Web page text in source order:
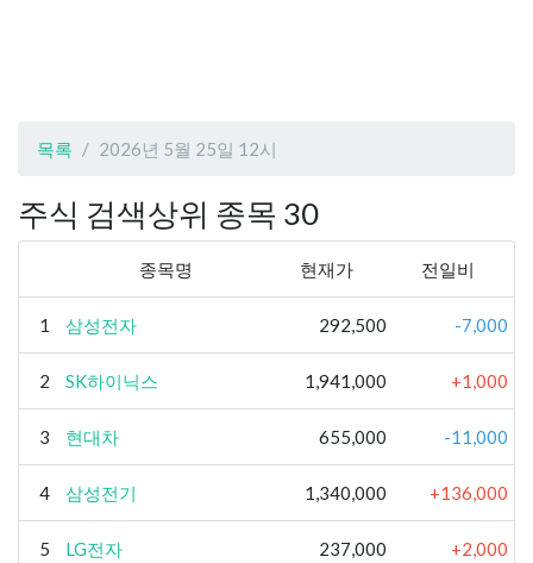
목록 2026년 5월 25일 12시
주식 검색상위 종목 30
종목명 현재가 전일비
1 삼성전자 292,500 -7,000
2 SK하이닉스 1,941,000 +1,000
3 현대차 655,000 -11,000
4 삼성전기 1,340,000 +136,000
5 LG전자 237,000 +2,000